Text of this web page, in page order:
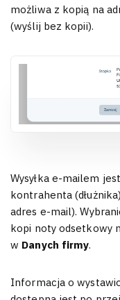
możliwa z kopią na
(wyślij bez kopii).
Wysyłka e-mailem
kontrahenta
adres e-mail).
kopi noty odsetkowy
w Danych firmy.
Informacja o